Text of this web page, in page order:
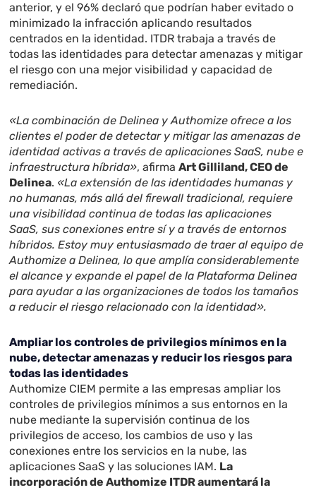
anterior, y el 96% declaró que podrían haber evitado o
minimizado la infracción aplicando resultados
centrados en la identidad. ITDR trabaja a través de
todas las identidades para detectar amenazas y mitigar
el riesgo con una mejor visibilidad y capacidad de
remediación.
«La combinación de Delinea y Authomize ofrece a los
clientes el poder de detectar y mitigar las amenazas de
identidad activas a través de aplicaciones SaaS, nube e
infraestructura híbrida», afirmaArt Gilliland, CEO de
Delinea. «La extensión de las identidades humanas y
no humanas, más allá del firewall tradicional, requiere
una visibilidad continua de todas las aplicaciones
SaaS, sus conexiones entre sí y a través de entornos
híbridos. Estoy muy entusiasmado de traer al equipo de
Authomize a Delinea, lo que amplía considerablemente
el alcance y expande el papel de la Plataforma Delinea
para ayudar a las organizaciones de todos los tamaños
a reducir el riesgo relacionado con la identidad».
Ampliar los controles de privilegios mínimos en la
nube, detectar amenazas y reducir los riesgos para
todas las identidades
Authomize CIEM permite a las empresas ampliar los
controles de privilegios mínimos a sus entornos en la
nube mediante la supervisión continua de los
privilegios de acceso, los cambios de uso y las
conexiones entre los servicios en la nube, las
aplicaciones SaaS y las soluciones IAM. La
incorporación de Authomize ITDR aumentará la